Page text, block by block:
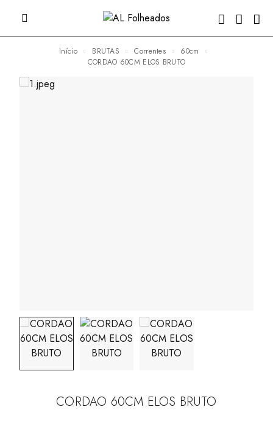
Início BRUTAS Correntes
60cm
CORDAO 60CM ELOS BRUTO
CORDAO 60CM ELOS BRUTO